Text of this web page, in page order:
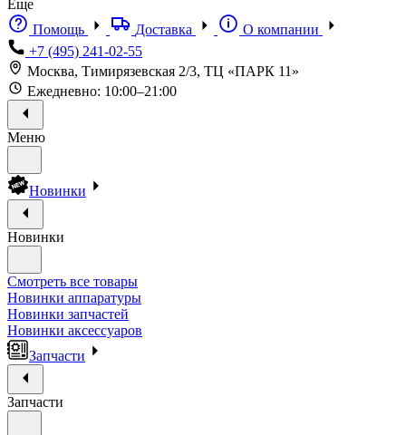
Еще
Помощь
Доставка
О компании
+7 (495) 241-02-55
Москва, Тимирязевская 2/3, ТЦ «ПАРК 11»
Ежедневно: 10:00–21:00
Меню
Новинки
Новинки
Смотреть все товары
Новинки аппаратуры
Новинки запчастей
Новинки аксессуаров
Запчасти
Запчасти